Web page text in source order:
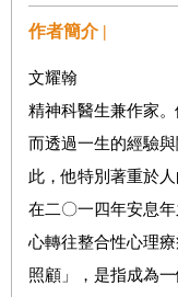
作者簡介 |
文耀翰
精神科醫生兼作家
而透過一生的經驗
此，他特別著重於
在二〇一四年安息
心轉往整合性心理
照顧」，是指成為